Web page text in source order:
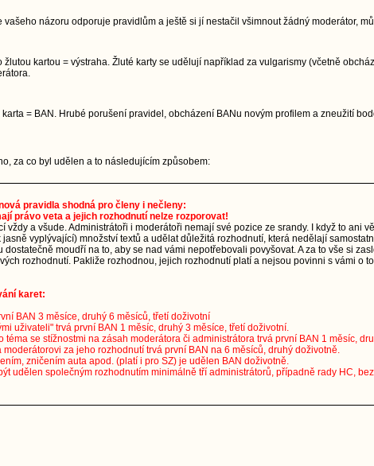
vašeho názoru odporuje pravidlům a ještě si jí nestačil všimnout žádný moderátor,
kartou = výstraha. Žluté karty se udělují například za vulgarismy (včetně
= BAN. Hrubé porušení pravidel, obcházení BANu novým profilem a zneužití
za co byl udělen a to následujícím způsobem:
pravidla shodná pro členy i nečleny:
právo veta a jejich rozhodnutí nelze rozporovat!
vždy a všude. Administrátoři i moderátoři nemají své pozice ze srandy. I když to ani
vyplývající) množství textů a udělat důležitá rozhodnutí, která nedělají
dostatečně moudří na to, aby se nad vámi nepotřebovali povyšovat. A za to vše si
rozhodnutí. Pakliže rozhodnou, jejich rozhodnutí platí a nejsou povinni s vámi o
karet:
BAN 3 měsíce, druhý 6 měsíců, třetí doživotní
uživateli" trvá první BAN 1 měsíc, druhý 3 měsíce, třetí doživotní.
se stížnostmi na zásah moderátora či administrátora trvá první BAN 1 měsíc,
za jeho rozhodnutí trvá první BAN na 6 měsíců, druhý doživotně.
zničením auta apod. (platí i pro SZ) je udělen BAN doživotně.
udělen společným rozhodnutím minimálně tří administrátorů, případně rady HC,